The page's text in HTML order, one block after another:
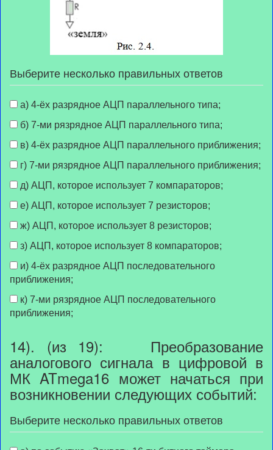
Выберите несколько правильных ответов
а) 4-ёх разрядное АЦП параллельного типа;
б) 7-ми рязрядное АЦП параллельного типа;
в) 4-ёх разрядное АЦП параллельного приближения;
г) 7-ми рязрядное АЦП параллельного приближения;
д) АЦП, которое использует 7 компараторов;
е) АЦП, которое использует 7 резисторов;
ж) АЦП, которое использует 8 резисторов;
з) АЦП, которое использует 8 компараторов;
приближения;
приближения;
14). (из 19): Преобразование
аналогового сигнала в цифровой в
МК ATmega16 может начаться при
возникновении следующих событий:
Выберите несколько правильных ответов